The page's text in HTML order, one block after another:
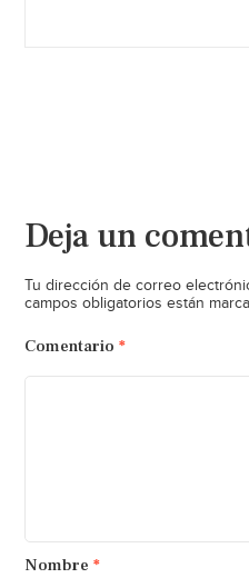
Deja un
Tu dirección de correo
campos obligatorios están
Comentario *
Nombre *